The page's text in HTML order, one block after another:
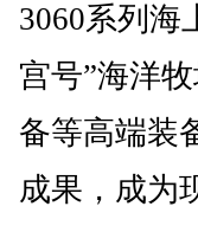
3060系列海
宫号”海洋
备等高端装
成果，成为